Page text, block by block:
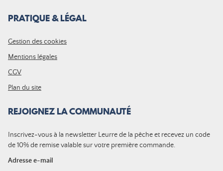
PRATIQUE & LÉGAL
Gestion des cookies
Mentions légales
CGV
Plan du site
REJOIGNEZ LA COMMUNAUTÉ
Inscrivez-vous à la newsletter Leurre de la pêche et recevez un code
de 10% de remise valable sur votre première commande.
Adresse e-mail